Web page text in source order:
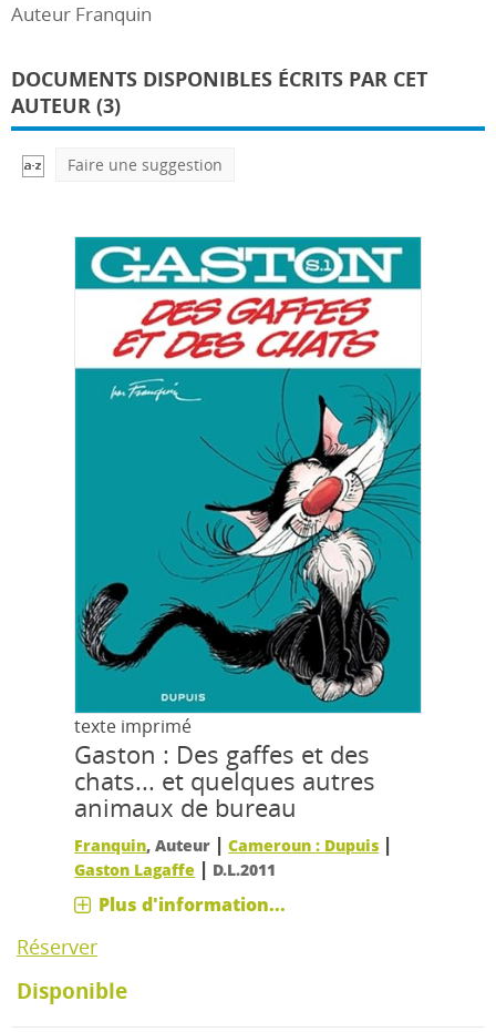
Auteur Franquin
DOCUMENTS DISPONIBLES ÉCRITS PAR CET
AUTEUR (3)
Faire une suggestion
texte imprimé
Gaston : Des gaffes et des
chats... et quelques autres
animaux de bureau
Franquin, Auteur |Cameroun : Dupuis |
Gaston Lagaffe | D.L.2011
Plus d'information...
Réserver
Disponible